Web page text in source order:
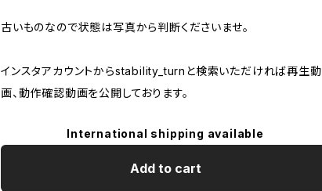
古いものなので状態は写真から判断くださいませ。
インスタアカウントからstability_turnと検索いただければ再生動
画、動作確認動画を公開しております。
International shipping available
Add to cart